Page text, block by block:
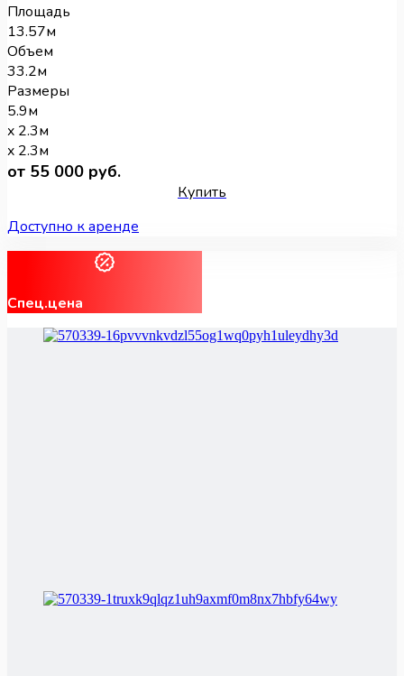
Площадь
13.57м
Объем
33.2м
Размеры
5.9м
x 2.3м
x 2.3м
от 55 000 руб.
Купить
Доступно к аренде
Спец.цена